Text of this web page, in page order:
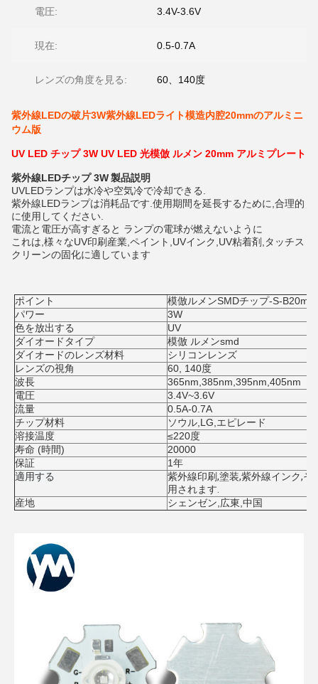
電圧: 3.4V-3.6V
現在: 0.5-0.7A
レンズの角度を見る: 60、140度
紫外線LEDの破片3W紫外線LEDライト模造内腔20mmのアルミニ
ウム版
UV LED チップ 3W UV LED 光模倣 ルメン 20mm アルミプレート
紫外線LEDチップ 3W製品説明
UVLEDランプは水冷や空気冷で冷却できる.
紫外線LEDランプは消耗品です.使用期間を延長するために,合理的
に使用してください.
電流と電圧が高すぎると ランプの電球が燃えないように
これは,様々なUV印刷産業,ペイント,UVインク,UV粘着剤,タッチス
クリーンの固化に適しています
ポイント
模倣ルメンSMDチップ-S-B20mm
パワー
3W
色を放出する
UV
ダイオードタイプ
模倣 ルメンsmd
ダイオードのレンズ材料
シリコンレンズ
レンズの視角
60, 140度
波長
365nm,385nm,395nm,405nm
電圧
3.4V~3.6V
流量
0.5A-0.7A
チップ材料
ソウル,LG,エピレード
溶接温度
≤220度
寿命 (時間)
20000
保証
1年
適用する
紫外線印刷,塗装,紫外線インク,
用されます.
産地
シェンゼン,広東,中国